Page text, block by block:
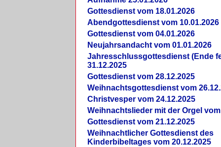
Gottesdienst vom 18.01.2026
Abendgottesdienst vom 10.01.2026
Gottesdienst vom 04.01.2026
Neujahrsandacht vom 01.01.2026
Jahresschlussgottesdienst (Ende
31.12.2025
Gottesdienst vom 28.12.2025
Weihnachtsgottesdienst vom
Christvesper vom 24.12.2025
Weihnachtslieder mit der Orgel vom
Gottesdienst vom 21.12.2025
Weihnachtlicher Gottesdienst des
Kinderbibeltages vom 20.12.2025